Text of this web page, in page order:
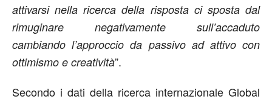
attivarsi nella ricerca della risposta ci sposta dal
rimuginare negativamente sull’accaduto
cambiando l’approccio da passivo ad attivo con
ottimismo e creatività”.
Secondo i dati della ricerca internazionale Global